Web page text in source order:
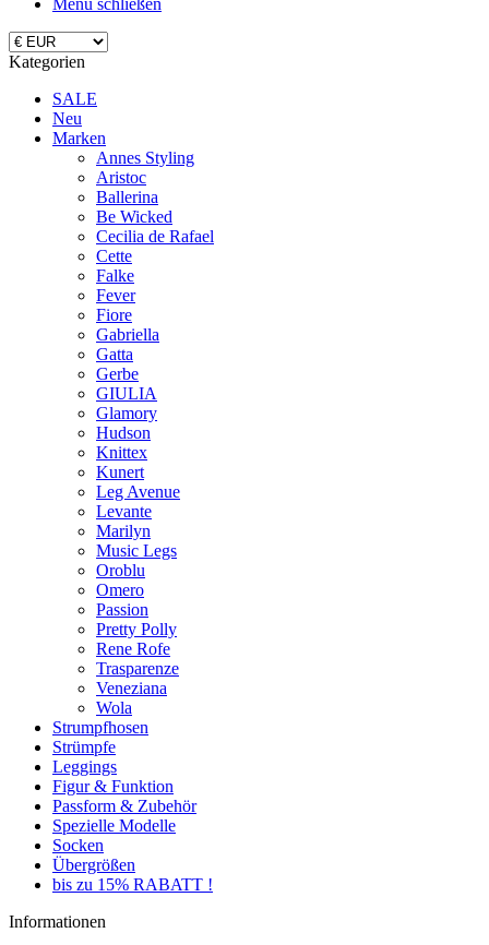
Menü schließen
Kategorien
SALE
Neu
Marken
Annes Styling
Aristoc
Ballerina
Be Wicked
Cecilia de Rafael
Cette
Falke
Fever
Fiore
Gabriella
Gatta
Gerbe
GIULIA
Glamory
Hudson
Knittex
Kunert
Leg Avenue
Levante
Marilyn
Music Legs
Oroblu
Omero
Passion
Pretty Polly
Rene Rofe
Trasparenze
Veneziana
Wola
Strumpfhosen
Strümpfe
Leggings
Figur & Funktion
Passform & Zubehör
Spezielle Modelle
Socken
Übergrößen
bis zu 15% RABATT !
Informationen